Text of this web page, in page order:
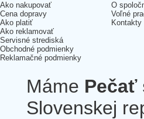
Ako nakupovať
Cena dopravy
Ako platiť
Ako reklamovať
Servisné strediská
Obchodné podmienky
Reklamačné podmienky
O
Voľné
Kontakty
Máme
Slovenskej